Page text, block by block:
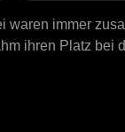
immer
ihren Platz bei